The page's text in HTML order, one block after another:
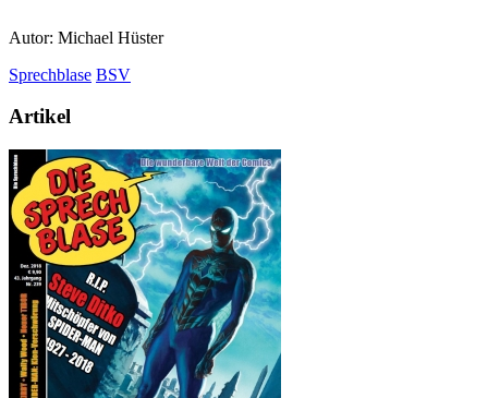
Autor: Michael Hüster
Sprechblase BSV
Artikel